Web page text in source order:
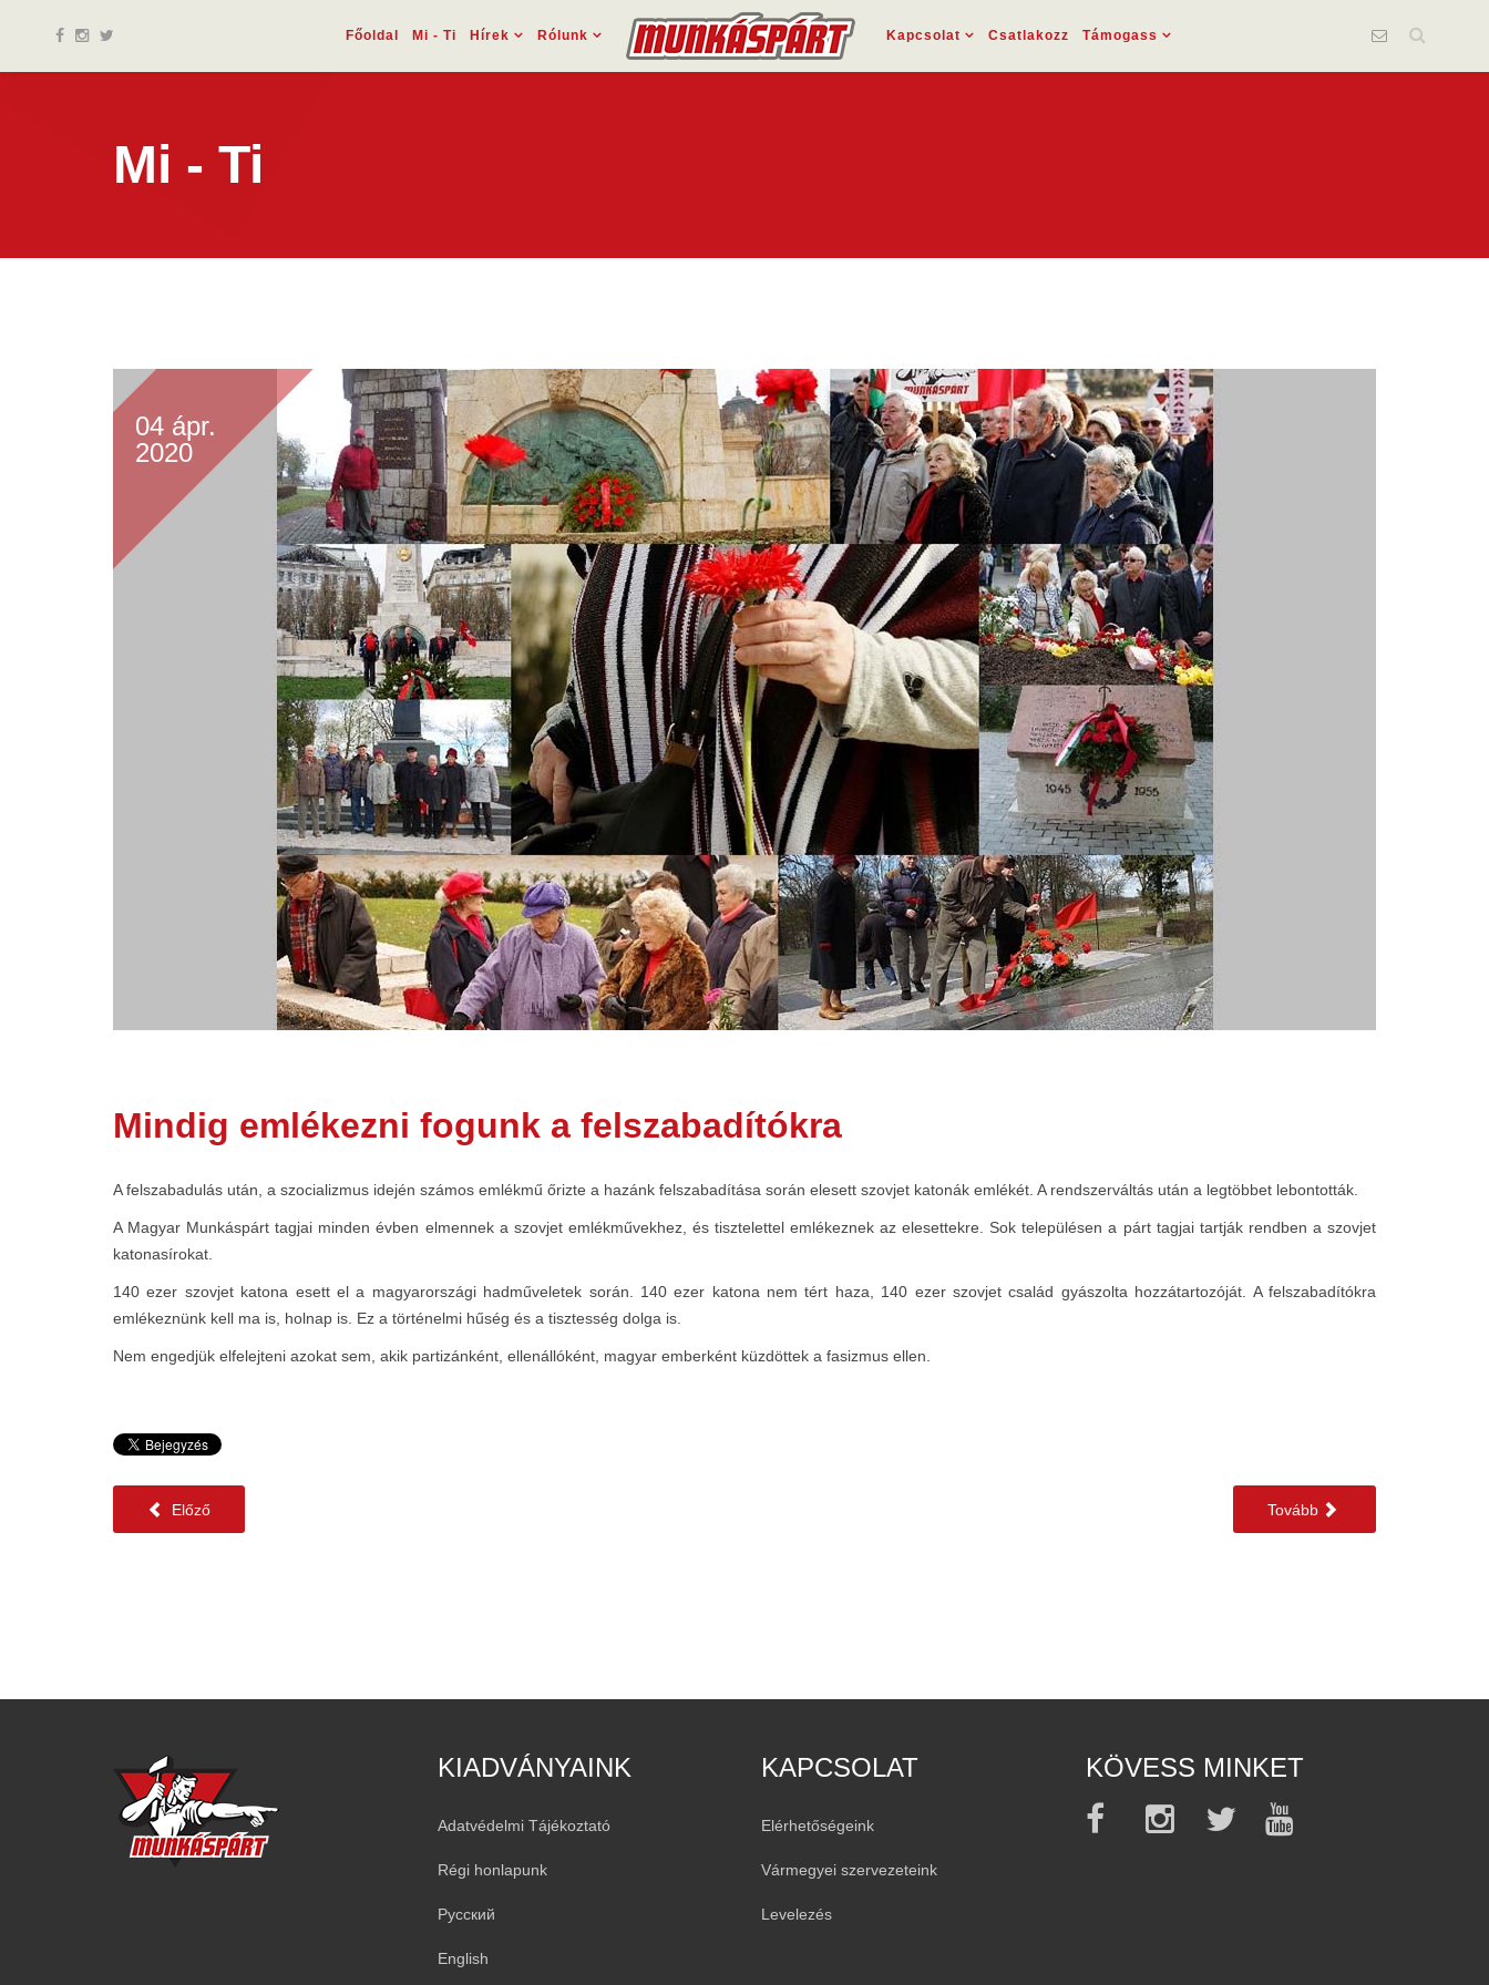
Főoldal Mi - Ti Hírek Rólunk Kapcsolat Csatlakozz Támogass
Mi - Ti
04 ápr.
2020
Mindig emlékezni fogunk a felszabadítókra
A felszabadulás után, a szocializmus idején számos emlékmű őrizte a hazánk felszabadítása során elesett szovjet katonák emlékét. A rendszerváltás után a legtöbbet lebontották.
A Magyar Munkáspárt tagjai minden évben elmennek a szovjet emlékművekhez, és tisztelettel emlékeznek az elesettekre. Sok településen a párt tagjai tartják rendben a szovjet
katonasírokat.
140 ezer szovjet katona esett el a magyarországi hadműveletek során. 140 ezer katona nem tért haza, 140 ezer szovjet család gyászolta hozzátartozóját. A felszabadítókra
emlékeznünk kell ma is, holnap is. Ez a történelmi hűség és a tisztesség dolga is.
Nem engedjük elfelejteni azokat sem, akik partizánként, ellenállóként, magyar emberként küzdöttek a fasizmus ellen.
Előző Tovább
KIADVÁNYAINK
Adatvédelmi Tájékoztató
Régi honlapunk
Русский
English
KAPCSOLAT
Elérhetőségeink
Vármegyei szervezeteink
Levelezés
KÖVESS MINKET